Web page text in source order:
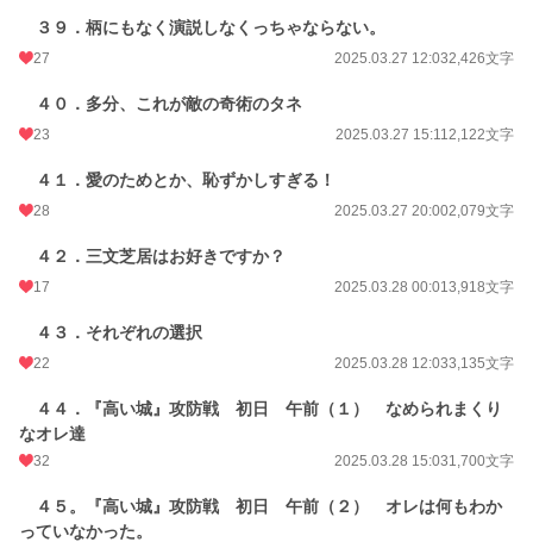
３９．柄にもなく演説しなくっちゃならない。
27 2025.03.27 12:032,426文字
４０．多分、これが敵の奇術のタネ
23 2025.03.27 15:112,122文字
４１．愛のためとか、恥ずかしすぎる！
28 2025.03.27 20:002,079文字
４２．三文芝居はお好きですか？
17 2025.03.28 00:013,918文字
４３．それぞれの選択
22 2025.03.28 12:033,135文字
４４．『高い城』攻防戦 初日 午前（１） なめられまくり
なオレ達
32 2025.03.28 15:031,700文字
４５。『高い城』攻防戦 初日 午前（２） オレは何もわか
っていなかった。